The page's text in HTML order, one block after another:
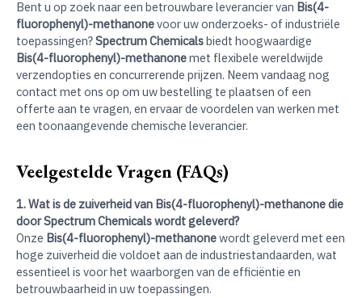
Bent u op zoek naar een betrouwbare leverancier van Bis(4-
fluorophenyl)-methanonevoor uw onderzoeks- of industriële
toepassingen?Spectrum Chemicalsbiedt hoogwaardige
Bis(4-fluorophenyl)-methanonemet flexibele wereldwijde
verzendopties en concurrerende prijzen. Neem vandaag nog
contact met ons op om uw bestelling te plaatsen of een
offerte aan te vragen, en ervaar de voordelen van werken met
een toonaangevende chemische leverancier.
Veelgestelde Vragen (FAQs)
1. Wat is de zuiverheid van Bis(4-fluorophenyl)-methanone die
door Spectrum Chemicals wordt geleverd?
Onze Bis(4-fluorophenyl)-methanonewordt geleverd met een
hoge zuiverheid die voldoet aan de industriestandaarden, wat
essentieel is voor het waarborgen van de efficiëntie en
betrouwbaarheid in uw toepassingen.